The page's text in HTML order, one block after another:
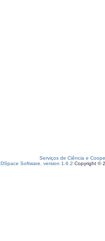
Serviços de Ciência e
DSpace Software, version 1.6.2 Copyright ©